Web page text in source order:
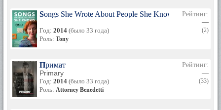
Songs She Wrote About People She Knows
Год: 2014 (было 33 года)
Роль: Tony
Рейтинг:
—
(2)
Примат
Primary
Год: 2014 (было 33 года)
Роль: Attorney Benedetti
Рейтинг:
—
(33)